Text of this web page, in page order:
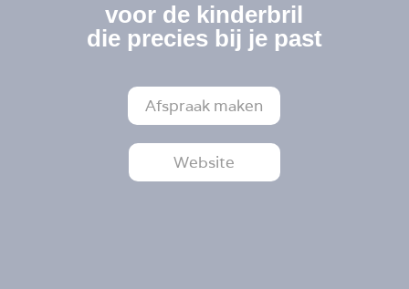
voor de kinderbril
die precies bij je past
Afspraak maken
Website